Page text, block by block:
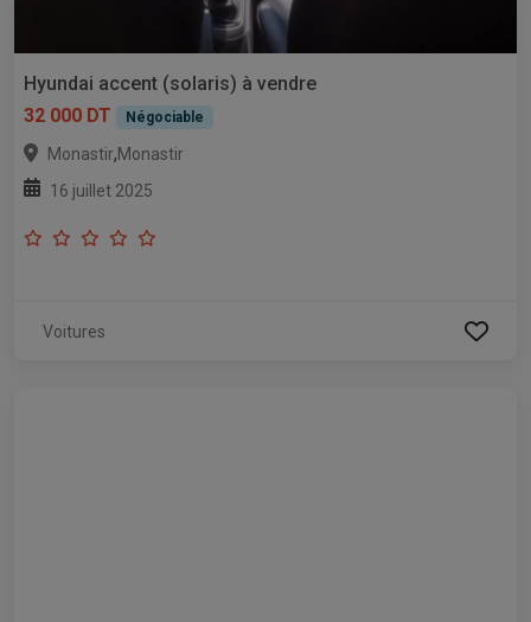
Hyundai accent (solaris) à vendre
32 000 DT
Négociable
Monastir,Monastir
16 juillet 2025
Voitures